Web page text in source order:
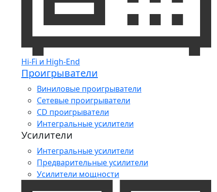
Hi-Fi и High-End
Проигрыватели
Виниловые проигрыватели
Сетевые проигрыватели
CD проигрыватели
Интегральные усилители
Усилители
Интегральные усилители
Предварительные усилители
Усилители мощности